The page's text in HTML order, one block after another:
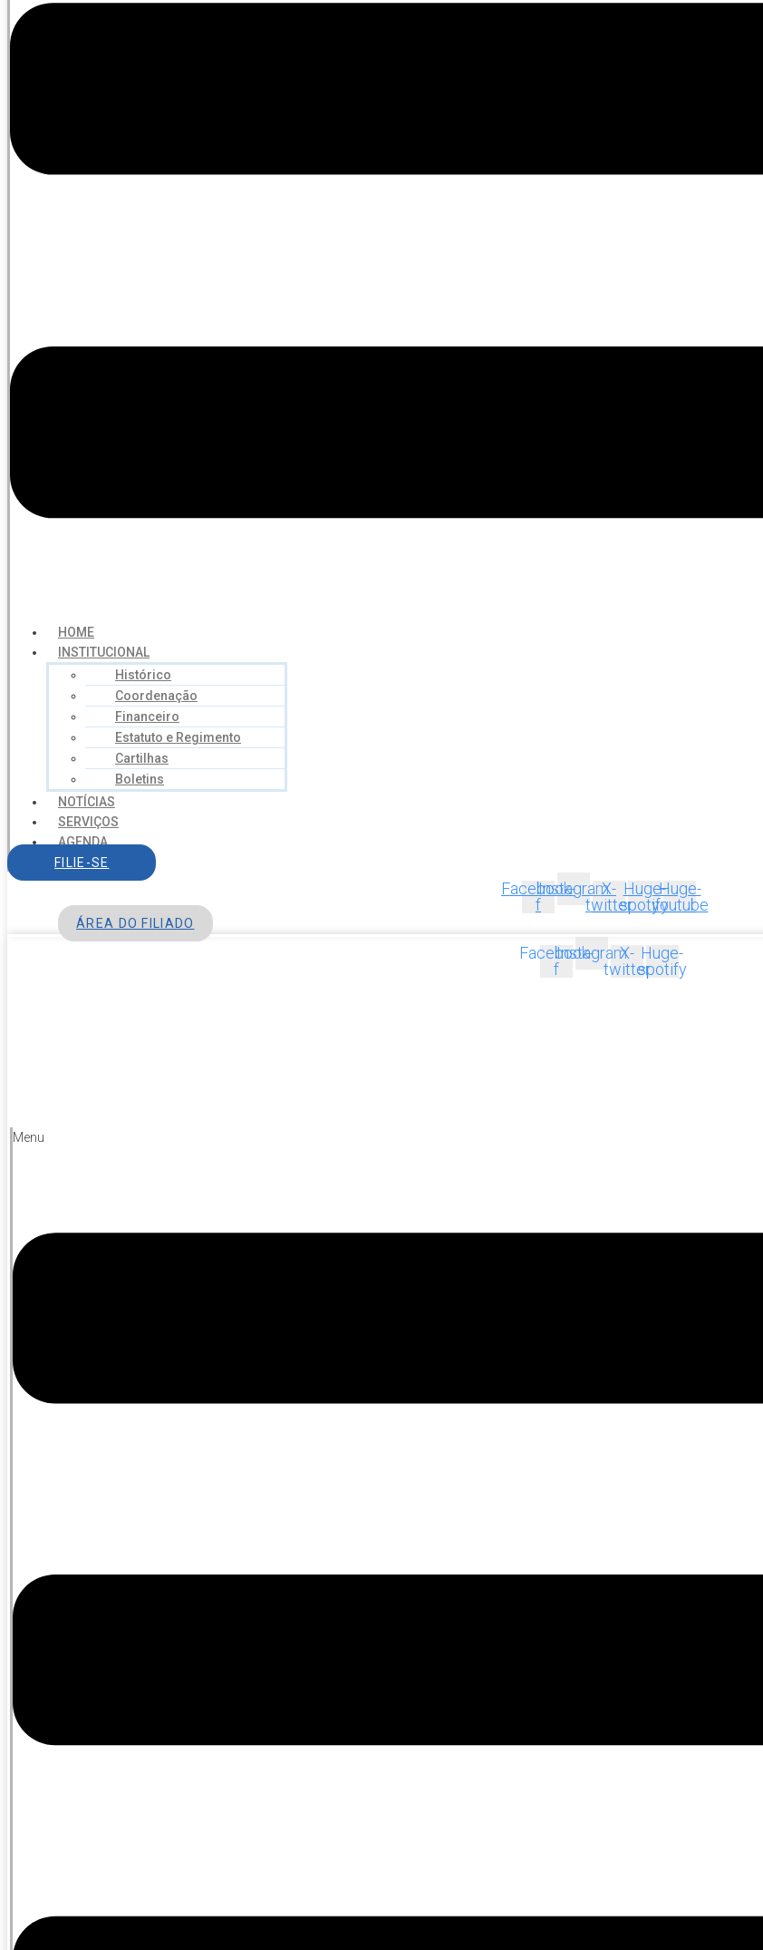
HOME
INSTITUCIONAL
Histórico
Coordenação
Financeiro
Estatuto e Regimento
Cartilhas
Boletins
NOTÍCIAS
SERVIÇOS
AGENDA
CONTATO
FILIE-SE
Facebook-
f
InstagramX-
twitter
Huge-
spotify
Huge-
youtube
ÁREA DO FILIADO
Facebook-
f
InstagramX-
twitter
Huge-
spotify
Menu